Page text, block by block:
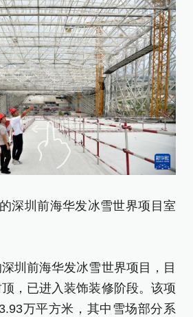
深圳前海华发冰雪世界项目室
圳前海华发冰雪世界项目，目
，已进入装饰装修阶段。该项
万平方米，其中雪场部分系